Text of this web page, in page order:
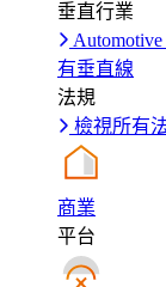
垂直行業
Automotive
有垂直線
法規
檢視所有
商業
平台